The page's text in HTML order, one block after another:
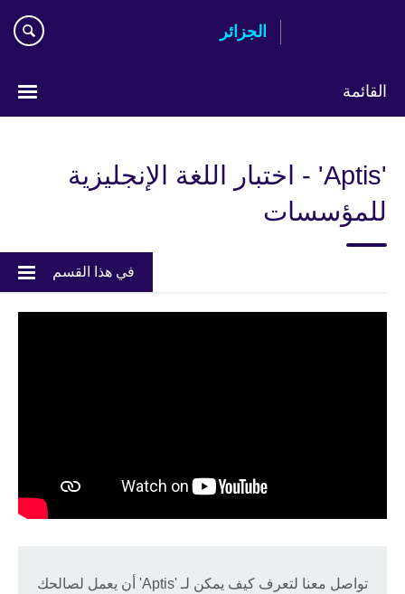
الجزائر
القائمة
language 'Aptis' - اختبار اللغة الإنجليزية
للمؤسسات
في هذا القسم
تواصل معنا لتعرف كيف يمكن لـ 'Aptis' أن يعمل لصالحك